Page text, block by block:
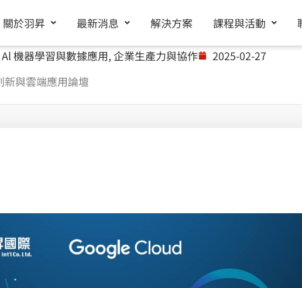
關於羽昇 最新消息 解決方案 課程與活動
Al 機器學習與數據應用,企業生產力與協作
2025-02-27
新與雲端應用論壇